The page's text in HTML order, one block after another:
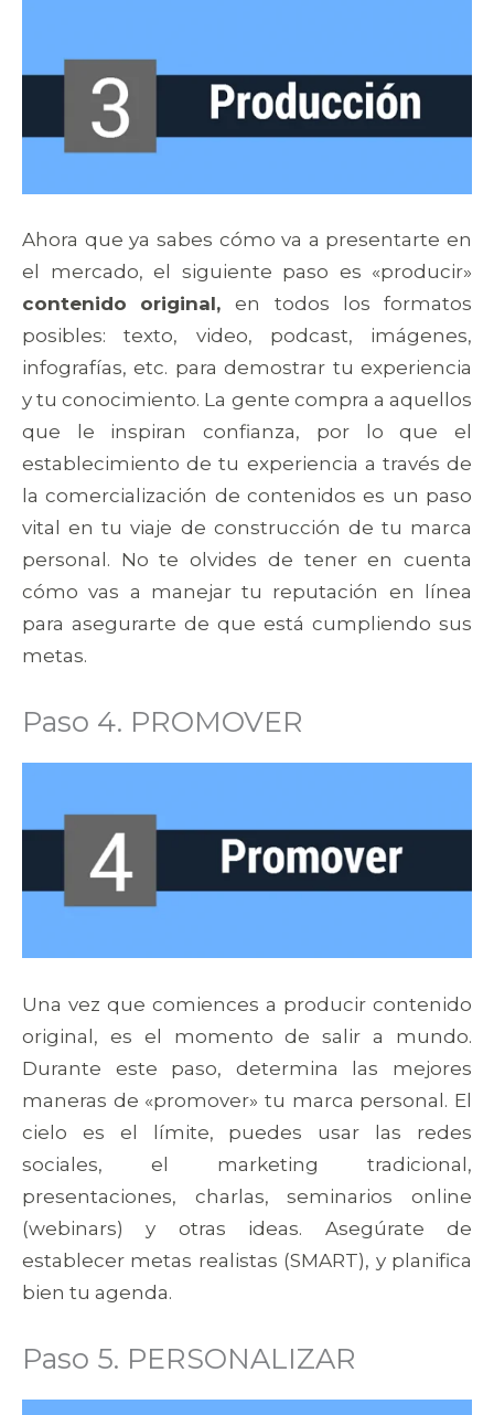
Ahora que ya sabes cómo va a presentarte en
el mercado, el siguiente paso es «producir»
contenido
original,en todos los formatos
posibles: texto, video, podcast, imágenes,
infografías, etc. para demostrar tu experiencia
y tu conocimiento. La gente compra a aquellos
que le inspiran confianza, por lo que el
establecimiento de tu experiencia a través de
la comercialización de contenidos es un paso
vital en tu viaje de construcción de tu marca
personal. No te olvides de tener en cuenta
cómo vas a manejar tu reputación en línea
para asegurarte de que está cumpliendo sus
metas.
Paso 4. PROMOVER
Una vez que comiences a producir contenido
original, es el momento de salir a mundo.
Durante este paso, determina las mejores
maneras de «promover» tu marca personal. El
cielo es el límite, puedes usar las redes
sociales, el marketing tradicional,
presentaciones, charlas, seminarios online
(webinars) y otras ideas. Asegúrate de
establecer metas realistas (SMART), y planifica
bien tu agenda.
Paso 5. PERSONALIZAR